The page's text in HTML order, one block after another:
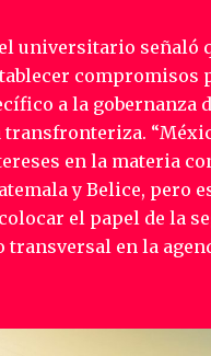
universitario señaló
compromisos
a la gobernanza
transfronteriza.
en la materia
y Belice, pero
el papel de la
en la